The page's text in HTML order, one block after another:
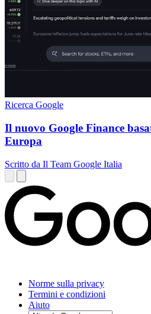
Ricerca Google
Il nuovo Google Finance
Europa
Scritto da Il Team Google Italia
Norme sulla privacy
Termini e condizioni
Aiuto